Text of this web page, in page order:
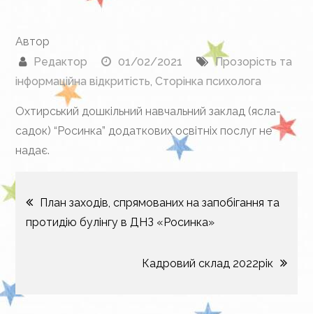
Автор
Редактор
01/02/2021
Прозорість та
інформаційна відкритість,Сторінка психолога
Охтирський дошкільний навчальний заклад (ясла-
садок) “Росинка” додаткових освітніх послуг не
надає.
Навігація
записів
План заходів, спрямованих на запобігання та
протидію булінгу в ДНЗ «Росинка»
Кадровий склад 2022рік